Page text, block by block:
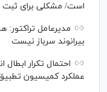
است/ مشکلی برای ثبت
مدیرعامل
بیرانوند سرباز نیست
احتمال تکرار
عملکرد کمیسیون تطبیق و